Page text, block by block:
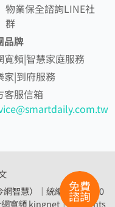
免費
諮詢
物業保全諮詢LINE社
群
品牌
寬頻|智慧家庭服務
家|到府服務
客服信箱
智慧）｜統編 54307560
寬頻 kingnet｜All Rights